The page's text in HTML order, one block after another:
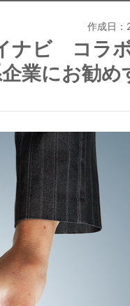
作成日：
ナビ コラ
業にお勧め